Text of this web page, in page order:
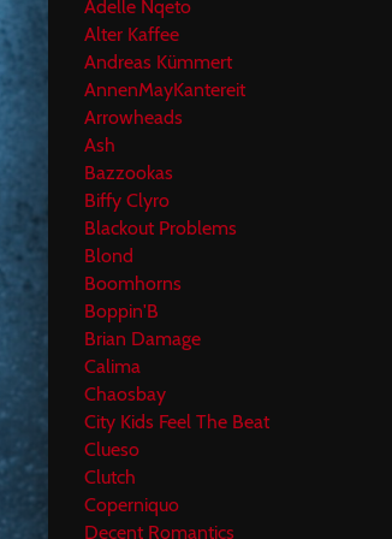
Adelle Nqeto
Alter Kaffee
Andreas Kümmert
AnnenMayKantereit
Arrowheads
Ash
Bazzookas
Biffy Clyro
Blackout Problems
Blond
Boomhorns
Boppin'B
Brian Damage
Calima
Chaosbay
City Kids Feel The Beat
Clueso
Clutch
Coperniquo
Decent Romantics